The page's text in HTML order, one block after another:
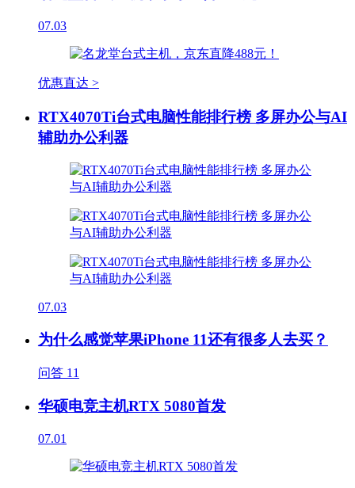
07.03
优惠直达 >
RTX4070Ti台式电脑性能排行榜 多屏办公与AI
辅助办公利器
07.03
为什么感觉苹果iPhone 11还有很多人去买？
问答 11
华硕电竞主机RTX 5080首发
07.01